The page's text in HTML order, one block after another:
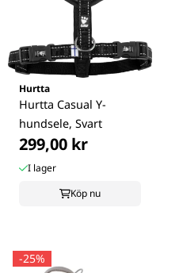
Hurtta
Hurtta Casual Y-
hundsele, Svart
299,00 kr
I lager
Köp nu
-25%